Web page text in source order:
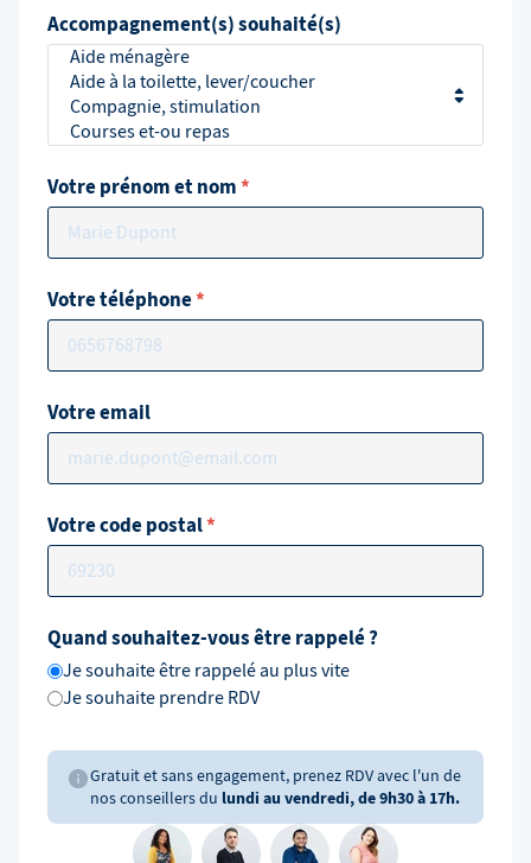
Accompagnement(s) souhaité(s)
Votre prénom et nom*
Votre téléphone*
Votre email
Votre code postal*
Quand souhaitez-vous être rappelé ?
Je souhaite être rappelé au plus vite
Je souhaite prendre RDV
Gratuit et sans engagement, prenez RDV avec l'un de
nos conseillers du lundi au vendredi, de 9h30 à 17h.